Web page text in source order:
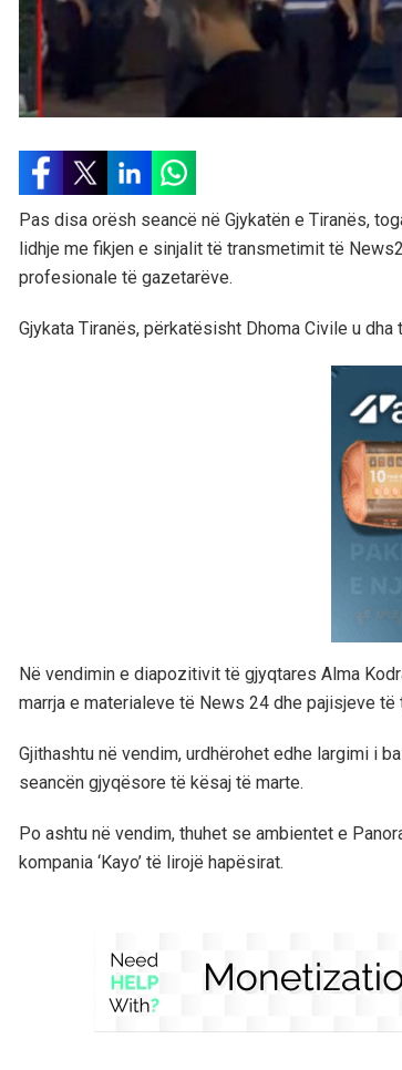
Pas disa orësh seancë në Gjykatën e Tiranës,
lidhje me fikjen e sinjalit të transmetimit të
profesionale të gazetarëve.
Gjykata Tiranës, përkatësisht Dhoma Civile u
Në vendimin e diapozitivit të gjyqtares Alma
marrja e materialeve të News 24 dhe pajisjeve
Gjithashtu në vendim, urdhërohet edhe largimi i
seancën gjyqësore të kësaj të marte.
Po ashtu në vendim, thuhet se ambientet e
kompania ‘Kayo’ të lirojë hapësirat.